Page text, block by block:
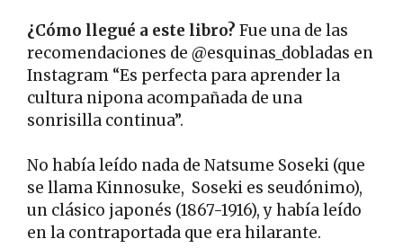
¿Cómo llegué a este libro? Fue una de las
recomendaciones de @esquinas_dobladas en
Instagram “Es perfecta para aprender la
cultura nipona acompañada de una
sonrisilla continua”.
No había leído nada de Natsume Soseki (que
se llama Kinnosuke, Soseki es seudónimo),
un clásico japonés (1867-1916), y había leído
en la contraportada que era hilarante.